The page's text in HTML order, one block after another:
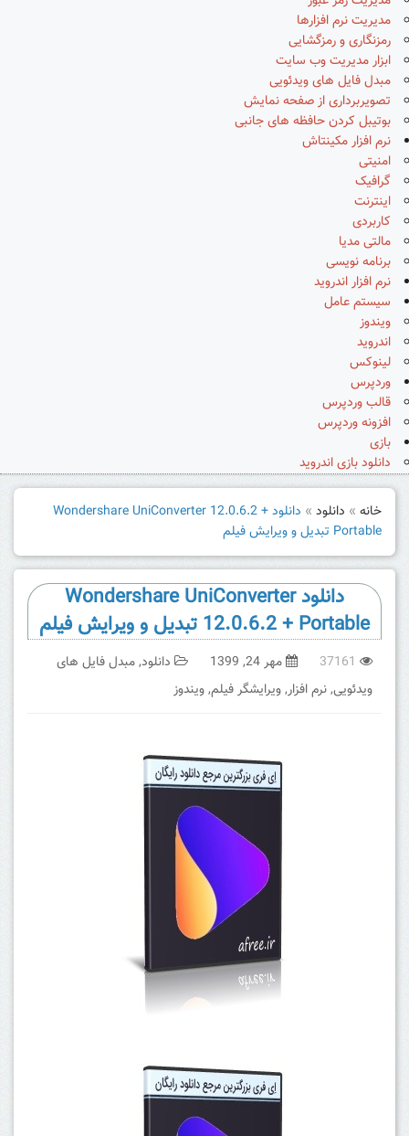
مدیریت نرم افزارها
رمزنگاری و رمزگشایی
ابزار مدیریت وب سایت
مبدل فایل های ویدئویی
تصویربرداری از صفحه نمایش
بوتیبل کردن حافظه های جانبی
نرم افزار مکینتاش
امنیتی
گرافیک
اینترنت
کاربردی
مالتی مدیا
برنامه نویسی
نرم افزار اندروید
سیستم عامل
ویندوز
اندروید
لینوکس
وردپرس
قالب وردپرس
افزونه وردپرس
بازی
دانلود بازی اندروید
خانه » دانلود »
دانلود Wondershare UniConverter 12.0.6.2 +
Portable تبدیل و ویرایش فیلم
دانلود Wondershare UniConverter
12.0.6.2 + Portable تبدیل و ویرایش فیلم
37161 مهر 24, 1399 دانلود,مبدل فایل های
ویدئویی,نرم افزار,ویرایشگر فیلم,ویندوز